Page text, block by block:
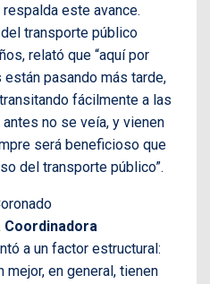
este avance.
transporte público
relató que “aquí por
pasando más tarde,
fácilmente a las
no se veía, y vienen
será beneficioso que
del transporte público”.
a un factor estructural:
mejor, en general, tienen